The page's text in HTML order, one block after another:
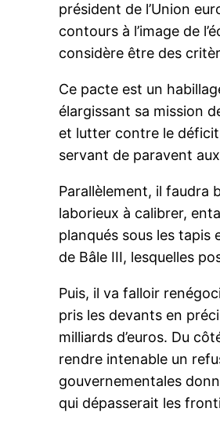
président de l’Union
contours à l’image de
considère être des
Ce pacte est un
élargissant sa mission
et lutter contre le
servant de paravent
Parallèlement, il faudra
laborieux à calibrer,
planqués sous les tapis
de Bâle III, lesquelles
Puis, il va falloir
pris les devants en
milliards d’euros. Du
rendre intenable un
gouvernementales
qui dépasserait les